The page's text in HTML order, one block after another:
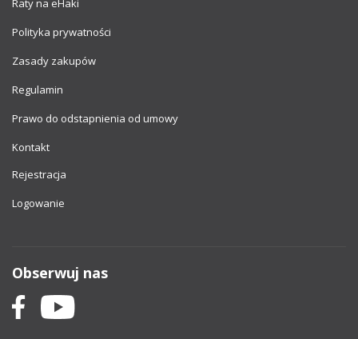
Raty na eHaki
Polityka prywatności
Zasady zakupów
Regulamin
Prawo do odstapnienia od umowy
Kontakt
Rejestracja
Logowanie
Obserwuj nas